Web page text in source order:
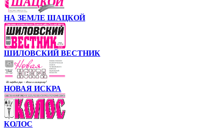
НА ЗЕМЛЕ ШАЦКОЙ
ШИЛОВСКИЙ ВЕСТНИК
НОВАЯ ИСКРА
КОЛОС